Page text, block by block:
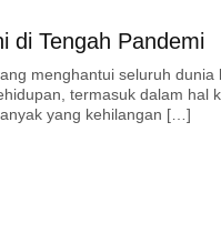
di Tengah Pandemi
menghantui seluruh dunia
termasuk dalam hal
yang kehilangan […]